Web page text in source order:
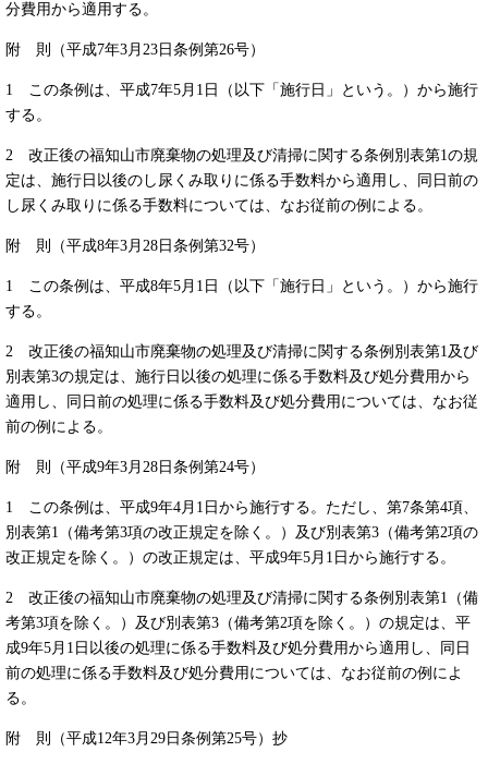
分費用から適用する。
附 則（平成7年3月23日条例第26号）
1 この条例は、平成7年5月1日（以下「施行日」という。）から施行
する。
2 改正後の福知山市廃棄物の処理及び清掃に関する条例別表第1の規
定は、施行日以後のし尿くみ取りに係る手数料から適用し、同日前の
し尿くみ取りに係る手数料については、なお従前の例による。
附 則（平成8年3月28日条例第32号）
1 この条例は、平成8年5月1日（以下「施行日」という。）から施行
する。
2 改正後の福知山市廃棄物の処理及び清掃に関する条例別表第1及び
別表第3の規定は、施行日以後の処理に係る手数料及び処分費用から
適用し、同日前の処理に係る手数料及び処分費用については、なお従
前の例による。
附 則（平成9年3月28日条例第24号）
1 この条例は、平成9年4月1日から施行する。ただし、第7条第4項、
別表第1（備考第3項の改正規定を除く。）及び別表第3（備考第2項の
改正規定を除く。）の改正規定は、平成9年5月1日から施行する。
2 改正後の福知山市廃棄物の処理及び清掃に関する条例別表第1（備
考第3項を除く。）及び別表第3（備考第2項を除く。）の規定は、平
成9年5月1日以後の処理に係る手数料及び処分費用から適用し、同日
前の処理に係る手数料及び処分費用については、なお従前の例によ
る。
附 則（平成12年3月29日条例第25号）抄